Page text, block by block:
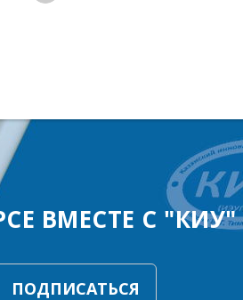
ВМЕСТЕ С "КИУ"
ПОДПИСАТЬСЯ